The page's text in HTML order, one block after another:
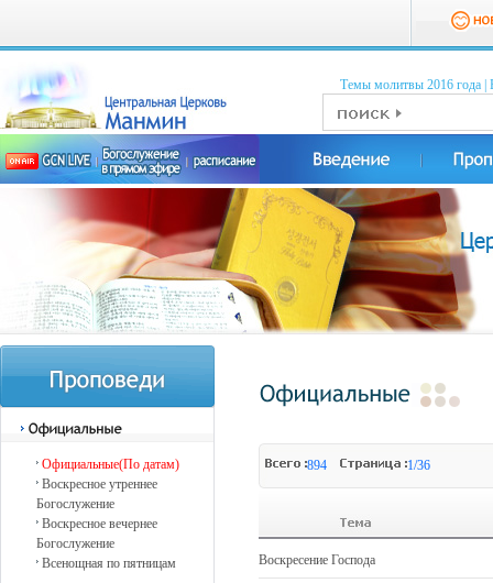
Темы молитвы 2016 годa
Официальные(По датам)
Воскресное утреннее
Богослужение
Воскресное вечернее
Богослужение
Всенощная по пятницам
894 1/36
Воскресение Господа